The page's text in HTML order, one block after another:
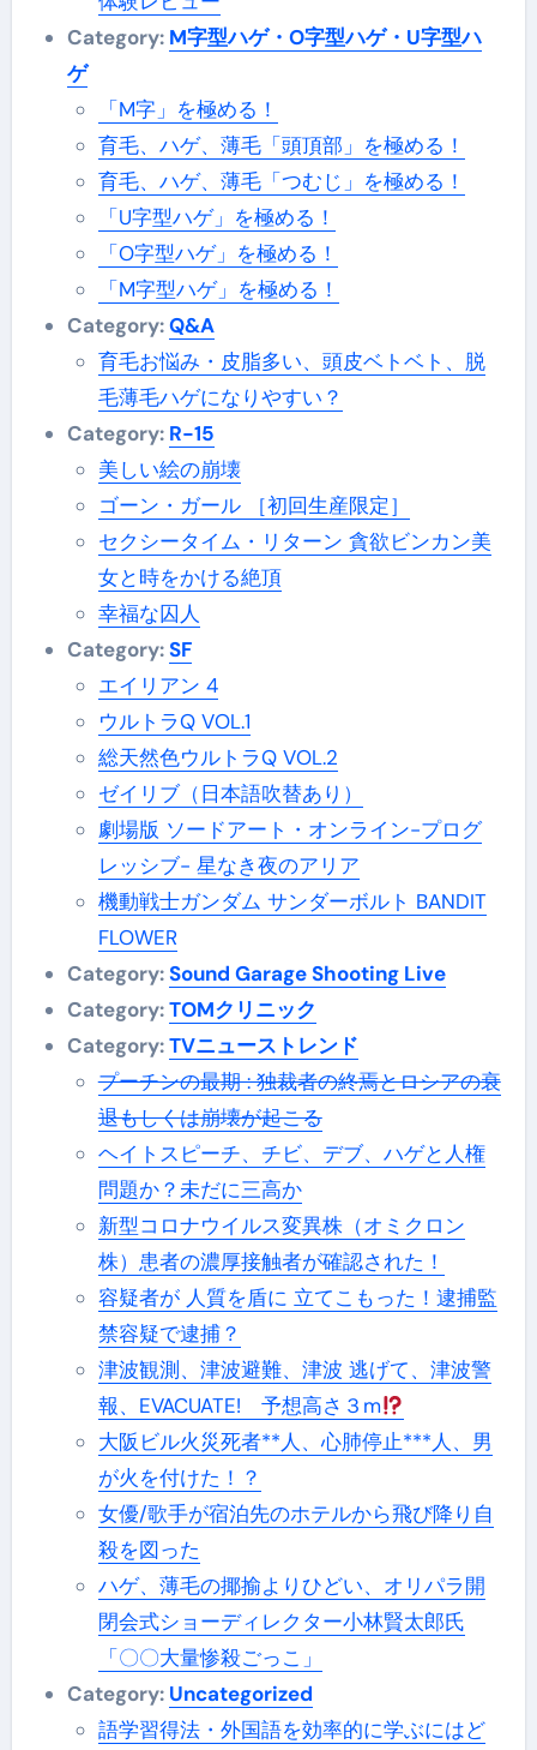
Category: M字型ハゲ・O字型ハゲ・U字型ハ
ゲ
「M字」を極める！
育毛、ハゲ、薄毛「頭頂部」を極める！
育毛、ハゲ、薄毛「つむじ」を極める！
「U字型ハゲ」を極める！
「O字型ハゲ」を極める！
「M字型ハゲ」を極める！
Category:Q&A
育毛お悩み・皮脂多い、頭皮ベトベト、脱
毛薄毛ハゲになりやすい？
Category: R-15
美しい絵の崩壊
ゴーン・ガール ［初回生産限定］
セクシータイム・リターン 貪欲ビンカン美
女と時をかける絶頂
幸福な囚人
Category:SF
エイリアン 4
ウルトラQ VOL.1
総天然色ウルトラQ VOL.2
ゼイリブ（日本語吹替あり）
劇場版 ソードアート・オンライン-プログ
レッシブ- 星なき夜のアリア
機動戦士ガンダム サンダーボルト BANDIT
FLOWER
Category:Sound Garage Shooting Live
Category:TOMクリニック
Category:TVニューストレンド
プーチンの最期 : 独裁者の終焉とロシアの衰
退もしくは崩壊が起こる
ヘイトスピーチ、チビ、デブ、ハゲと人権
問題か？未だに三高か
新型コロナウイルス変異株（オミクロン
株）患者の濃厚接触者が確認された！
容疑者が 人質を盾に 立てこもった！逮捕監
禁容疑で逮捕？
津波観測、津波避難、津波 逃げて、津波警
報、EVACUATE! 予想高さ３m
大阪ビル火災死者**人、心肺停止***人、男
が火を付けた！？
女優/歌手が宿泊先のホテルから飛び降り自
殺を図った
ハゲ、薄毛の揶揄よりひどい、オリパラ開
閉会式ショーディレクター小林賢太郎氏
「〇〇大量惨殺ごっこ」
Category: Uncategorized
語学習得法・外国語を効率的に学ぶにはど